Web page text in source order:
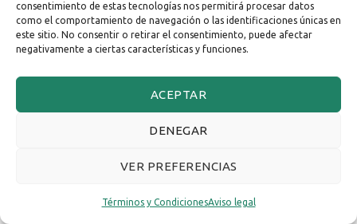
consentimiento de estas tecnologías nos permitirá procesar datos
como el comportamiento de navegación o las identificaciones únicas en
este sitio. No consentir o retirar el consentimiento, puede afectar
negativamente a ciertas características y funciones.
ACEPTAR
DENEGAR
VER PREFERENCIAS
Términos y CondicionesAviso legal